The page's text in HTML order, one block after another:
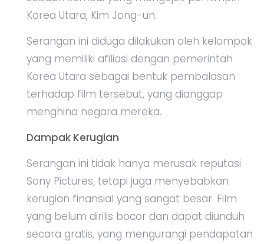
Korea Utara, Kim Jong-un.
Serangan ini diduga dilakukan oleh kelompok
yang memiliki afiliasi dengan pemerintah
Korea Utara sebagai bentuk pembalasan
terhadap film tersebut, yang dianggap
menghina negara mereka.
Dampak Kerugian
Serangan ini tidak hanya merusak reputasi
Sony Pictures, tetapi juga menyebabkan
kerugian finansial yang sangat besar. Film
yang belum dirilis bocor dan dapat diunduh
secara gratis, yang mengurangi pendapatan